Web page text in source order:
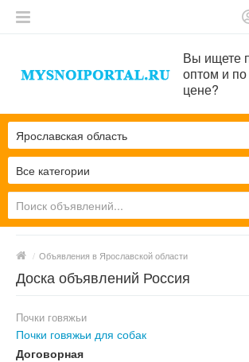
Вы ищете
оптом и
цене?
Все категории
Ярославская область
/ Объявления в Ярославской области
Доска объявлений Россия
Почки говяжьи
Почки говяжьи для собак
Договорная